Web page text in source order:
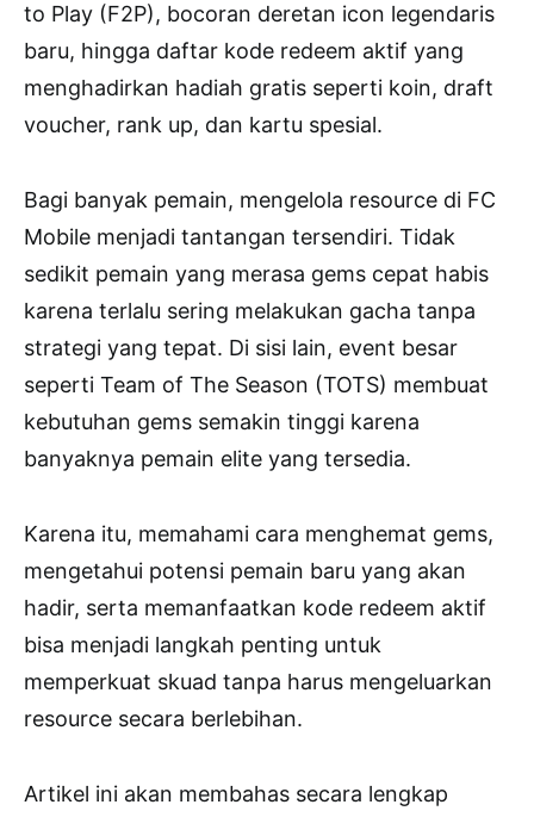
to Play (F2P), bocoran deretan icon legendaris
baru, hingga daftar kode redeem aktif yang
menghadirkan hadiah gratis seperti koin, draft
voucher, rank up, dan kartu spesial.
Bagi banyak pemain, mengelola resource di FC
Mobile menjadi tantangan tersendiri. Tidak
sedikit pemain yang merasa gems cepat habis
karena terlalu sering melakukan gacha tanpa
strategi yang tepat. Di sisi lain, event besar
seperti Team of The Season (TOTS) membuat
kebutuhan gems semakin tinggi karena
banyaknya pemain elite yang tersedia.
Karena itu, memahami cara menghemat gems,
mengetahui potensi pemain baru yang akan
hadir, serta memanfaatkan kode redeem aktif
bisa menjadi langkah penting untuk
memperkuat skuad tanpa harus mengeluarkan
resource secara berlebihan.
Artikel ini akan membahas secara lengkap